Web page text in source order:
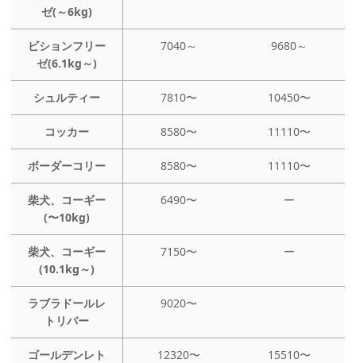
ゼ(～6kg)
ビションフリー
ゼ(6.1kg～)
7040～ 9680～
シュルティー 7810〜 10450〜
コッカー 8580〜 11110〜
ボーダーコリー 8580〜 11110〜
柴犬、コーギー
(〜10kg)
6490〜 ー
柴犬、コーギー
(10.1kg～)
7150〜 ー
ラブラドールレ
トリバー
9020〜
ゴールデンレト
12320〜 15510〜